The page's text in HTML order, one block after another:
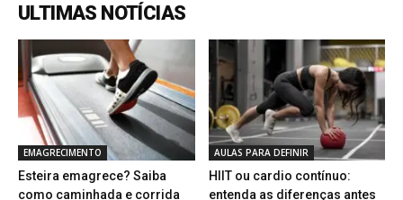
ULTIMAS NOTÍCIAS
EMAGRECIMENTO
Esteira emagrece? Saiba
como caminhada e corrida
AULAS PARA DEFINIR
HIIT ou cardio contínuo:
entenda as diferenças antes